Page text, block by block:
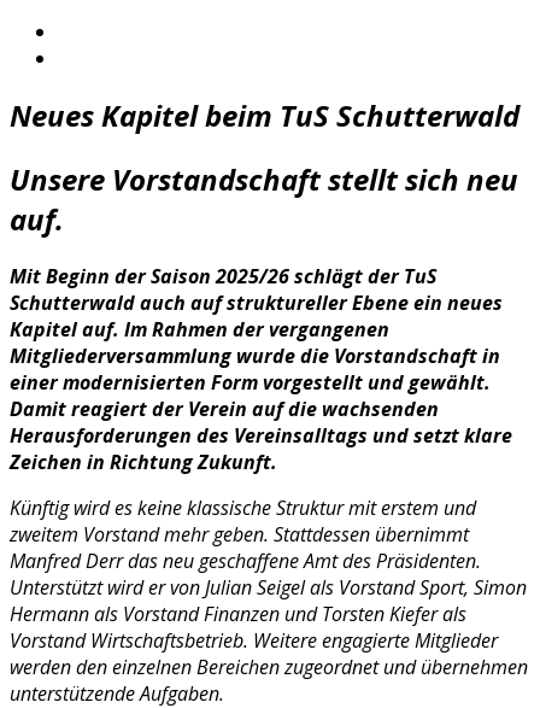
Neues Kapitel beim TuS Schutterwald
Unsere Vorstandschaft stellt sich neu
auf.
Mit Beginn der Saison 2025/26 schlägt der TuS
Schutterwald auch auf struktureller Ebene ein neues
Kapitel auf. Im Rahmen der vergangenen
Mitgliederversammlung wurde die Vorstandschaft in
einer modernisierten Form vorgestellt und gewählt.
Damit reagiert der Verein auf die wachsenden
Herausforderungen des Vereinsalltags und setzt klare
Zeichen in Richtung Zukunft.
Künftig wird es keine klassische Struktur mit erstem und
zweitem Vorstand mehr geben. Stattdessen übernimmt
Manfred Derr das neu geschaffene Amt des Präsidenten.
Unterstützt wird er von Julian Seigel als Vorstand Sport, Simon
Hermann als Vorstand Finanzen und Torsten Kiefer als
Vorstand Wirtschaftsbetrieb. Weitere engagierte Mitglieder
werden den einzelnen Bereichen zugeordnet und übernehmen
unterstützende Aufgaben.